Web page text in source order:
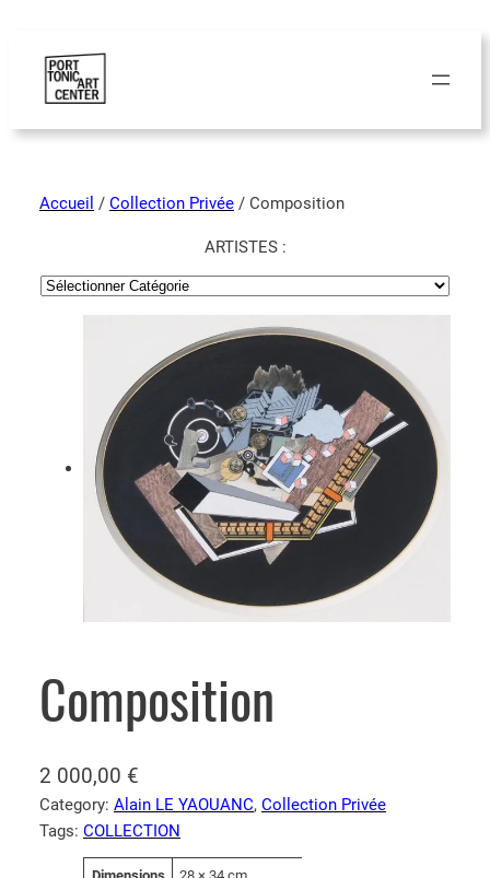
Accueil / Collection Privée / Composition
ARTISTES :
Composition
2 000,00 €
Category: Alain LE YAOUANC, Collection Privée
Tags: COLLECTION
A